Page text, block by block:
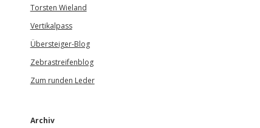
Torsten Wieland
Vertikalpass
Übersteiger-Blog
Zebrastreifenblog
Zum runden Leder
Archiv